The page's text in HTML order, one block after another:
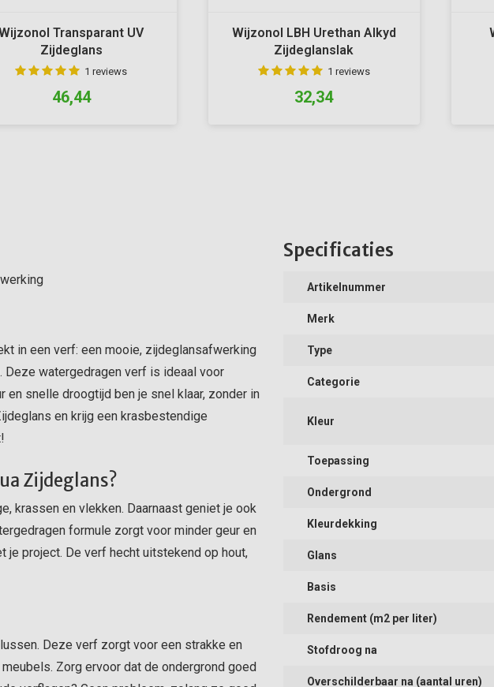
Transparant UV
Zijdeglans
1 reviews
46,44
Wijzonol LBH Urethan Alkyd
Zijdeglanslak
1 reviews
32,34
in een verf: een mooie, zijdeglansafwerking
watergedragen verf is ideaal voor
en snelle droogtijd ben je snel klaar, zonder in
en krijg een krasbestendige
Zijdeglans?
krassen en vlekken. Daarnaast geniet je ook
formule zorgt voor minder geur en
je project. De verf hecht uitstekend op hout,
Deze verf zorgt voor een strakke en
Zorg ervoor dat de ondergrond goed
Specificaties
Artikelnummer
Merk
Type
Categorie
Kleur
Toepassing
Ondergrond
Kleurdekking
Glans
Basis
Rendement (m2 per liter)
Stofdroog na
Overschilderbaar na (aantal uren)